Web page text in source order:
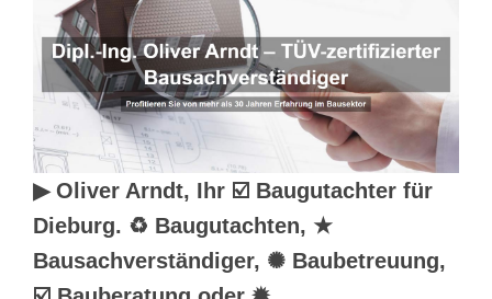
▶︎ Oliver Arndt, Ihr ☑️ Baugutachter für
Dieburg. ♻ Baugutachten, ★
Bausachverständiger, ✺ Baubetreuung,